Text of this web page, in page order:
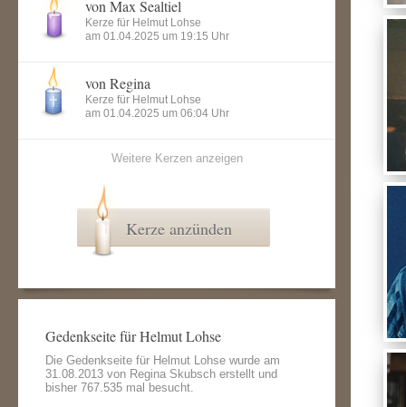
von Max Sealtiel
Kerze für Helmut Lohse
am 01.04.2025 um 19:15 Uhr
von Regina
Kerze für Helmut Lohse
am 01.04.2025 um 06:04 Uhr
Weitere Kerzen anzeigen
Kerze anzünden
Gedenkseite für Helmut Lohse
Die Gedenkseite für Helmut Lohse wurde am
31.08.2013 von Regina Skubsch erstellt und
bisher 767.535 mal besucht.